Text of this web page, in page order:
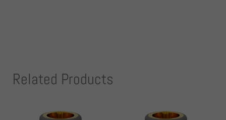
Related Products